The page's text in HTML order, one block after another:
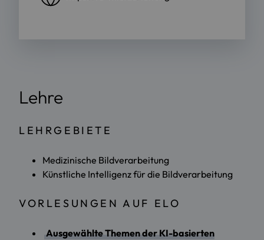
Lehre
LEHRGEBIETE
Medizinische Bildverarbeitung
Künstliche Intelligenz für die Bildverarbeitung
VORLESUNGEN AUF ELO
Ausgewählte Themen der KI-basierten